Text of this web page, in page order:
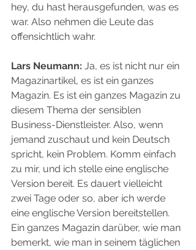
hey, du hast herausgefunden, was es
war. Also nehmen die Leute das
offensichtlich wahr.
Lars Neumann: Ja, es ist nicht nur ein
Magazinartikel, es ist ein ganzes
Magazin. Es ist ein ganzes Magazin zu
diesem Thema der sensiblen
Business-Dienstleister. Also, wenn
jemand zuschaut und kein Deutsch
spricht, kein Problem. Komm einfach
zu mir, und ich stelle eine englische
Version bereit. Es dauert vielleicht
zwei Tage oder so, aber ich werde
eine englische Version bereitstellen.
Ein ganzes Magazin darüber, wie man
bemerkt, wie man in seinem täglichen